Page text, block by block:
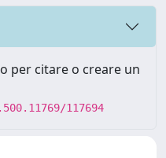
per citare o creare un
117694